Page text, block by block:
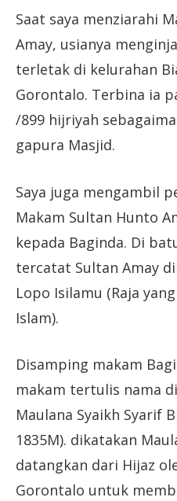
Saat saya menziarahi
Amay, usianya
terletak di kelurahan
Gorontalo. Terbina ia
/899 hijriyah
gapura Masjid.
Saya juga mengambil
Makam Sultan Hunto
kepada Baginda. Di
tercatat Sultan Amay
Lopo Isilamu (Raja
Islam).
Disamping makam
makam tertulis nama
Maulana Syaikh Syarif
1835M). dikatakan
datangkan dari Hijaz
Gorontalo untuk